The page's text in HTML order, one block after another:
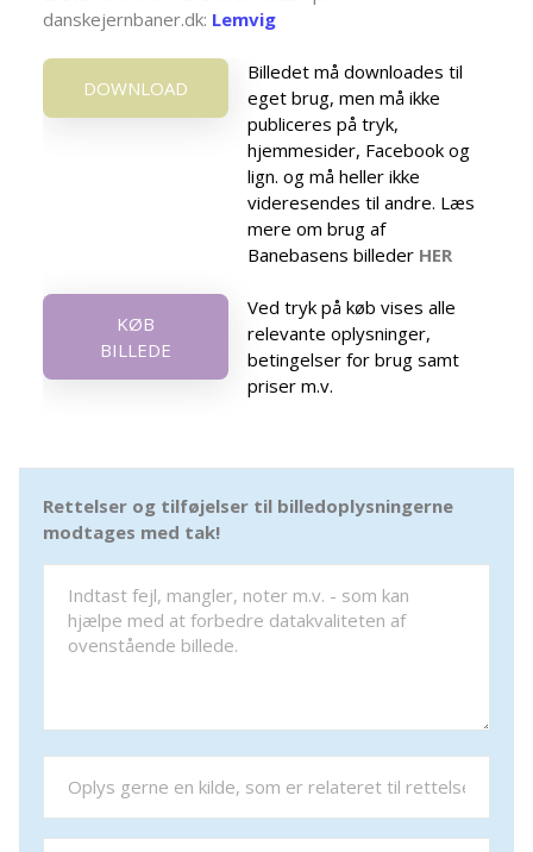
danskejernbaner.dk: Lemvig
DOWNLOAD
Billedet må downloades til
eget brug, men må ikke
publiceres på tryk,
hjemmesider, Facebook og
lign. og må heller ikke
videresendes til andre. Læs
mere om brug af
Banebasens billeder HER
KØB
BILLEDE
Ved tryk på køb vises alle
relevante oplysninger,
betingelser for brug samt
priser m.v.
Rettelser og tilføjelser til billedoplysningerne
modtages med tak!